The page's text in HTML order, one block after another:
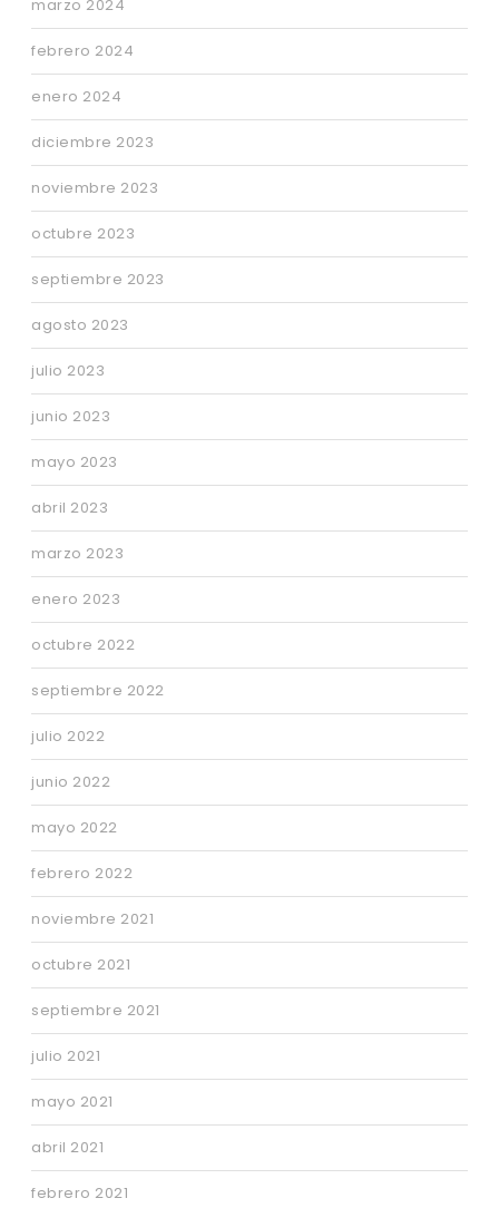
marzo 2024
febrero 2024
enero 2024
diciembre 2023
noviembre 2023
octubre 2023
septiembre 2023
agosto 2023
julio 2023
junio 2023
mayo 2023
abril 2023
marzo 2023
enero 2023
octubre 2022
septiembre 2022
julio 2022
junio 2022
mayo 2022
febrero 2022
noviembre 2021
octubre 2021
septiembre 2021
julio 2021
mayo 2021
abril 2021
febrero 2021